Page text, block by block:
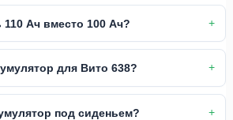
Ач вместо 100 Ач?
для Вито 638?
под сиденьем?